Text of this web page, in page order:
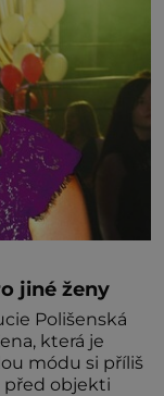
jiné ženy
Polišenská
která je
módu si příliš
před objekti